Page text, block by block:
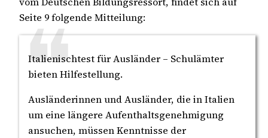
Seite 9 folgende Mitteilung:
Italienischtest für Ausländer – Schulämter
bieten Hilfestellung.
Ausländerinnen und Ausländer, die in Italien
um eine längere Aufenthaltsgenehmigung
ansuchen, müssen Kenntnisse der